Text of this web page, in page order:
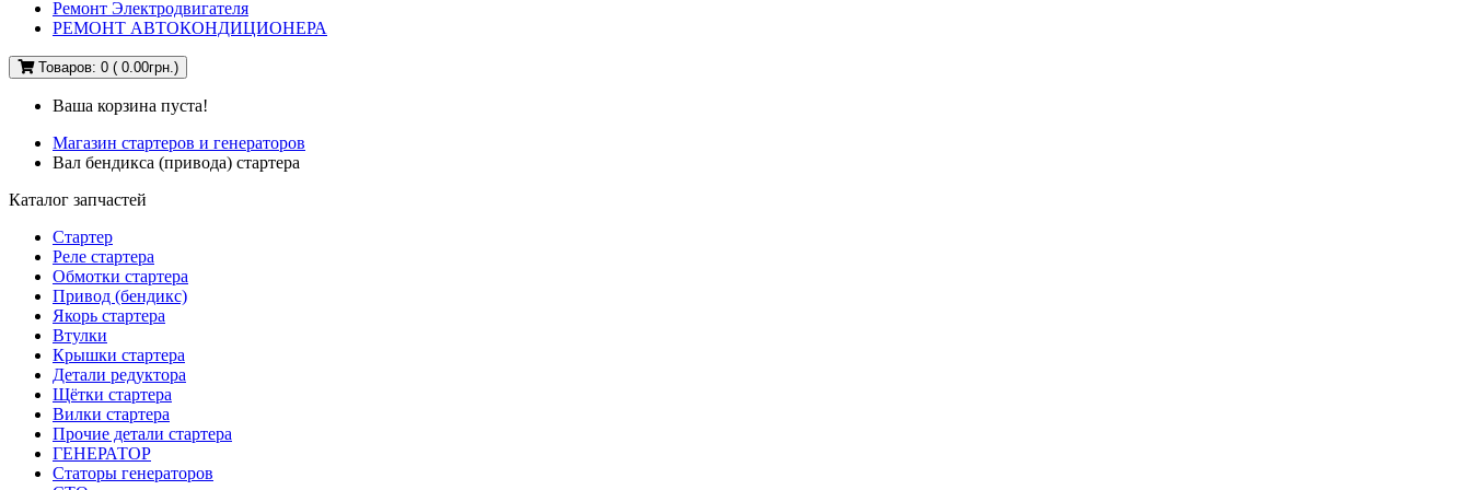
Ремонт Электродвигателя
РЕМОНТ АВТОКОНДИЦИОНЕРА
Товаров: 0 ( 0.00грн.)
Ваша корзина пуста!
Магазин стартеров и генераторов
Вал бендикса (привода) стартера
Каталог запчастей
Стартер
Реле стартера
Обмотки стартера
Привод (бендикс)
Якорь стартера
Втулки
Крышки стартера
Детали редуктора
Щётки стартера
Вилки стартера
Прочие детали стартера
ГЕНЕРАТОР
Статоры генераторов